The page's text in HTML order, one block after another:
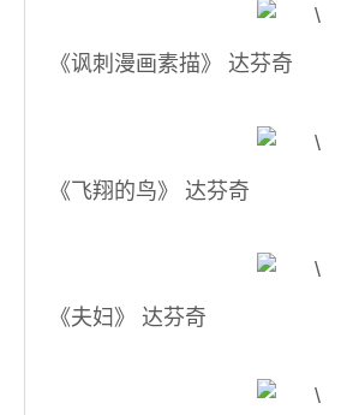
《讽刺漫画素描》 达芬奇
《飞翔的鸟》 达芬奇
《夫妇》 达芬奇